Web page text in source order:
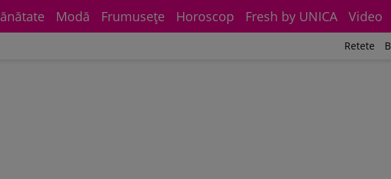
Modă Frumuseţe Horoscop Fresh by UNICA Video
Retete